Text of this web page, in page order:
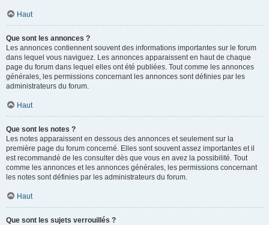
Haut
Que sont les annonces ?
Les annonces contiennent souvent des informations importantes sur le forum
dans lequel vous naviguez. Les annonces apparaissent en haut de chaque
page du forum dans lequel elles ont été publiées. Tout comme les annonces
générales, les permissions concernant les annonces sont définies par les
administrateurs du forum.
Haut
Que sont les notes ?
Les notes apparaissent en dessous des annonces et seulement sur la
première page du forum concerné. Elles sont souvent assez importantes et il
est recommandé de les consulter dès que vous en avez la possibilité. Tout
comme les annonces et les annonces générales, les permissions concernant
les notes sont définies par les administrateurs du forum.
Haut
Que sont les sujets verrouillés ?